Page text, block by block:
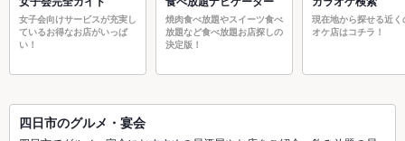
女子会向けサービスが充実し
ているお得なお店がいっぱ
い！
焼肉食べ放題やスイーツ食べ
放題など食べ放題お店探しの
決定版！
現在地から探せる近く
オケ店はコチラ！
四日市のグルメ・宴会